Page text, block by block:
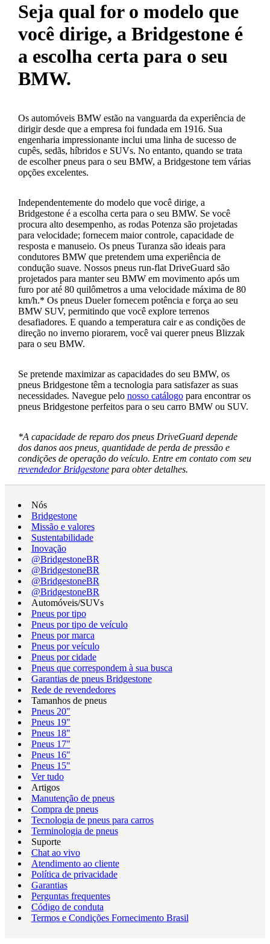
Seja qual for o modelo que
você dirige, a Bridgestone é
a escolha certa para o seu
BMW.
Os automóveis BMW estão na vanguarda da experiência de
dirigir desde que a empresa foi fundada em 1916. Sua
engenharia impressionante inclui uma linha de sucesso de
cupês, sedãs, híbridos e SUVs. No entanto, quando se trata
de escolher pneus para o seu BMW, a Bridgestone tem várias
opções excelentes.
Independentemente do modelo que você dirige, a
Bridgestone é a escolha certa para o seu BMW. Se você
procura alto desempenho, as rodas Potenza são projetadas
para velocidade; fornecem maior controle, capacidade de
resposta e manuseio. Os pneus Turanza são ideais para
condutores BMW que pretendem uma experiência de
condução suave. Nossos pneus run-flat DriveGuard são
projetados para manter seu BMW em movimento após um
furo por até 80 quilômetros a uma velocidade máxima de 80
km/h.* Os pneus Dueler fornecem potência e força ao seu
BMW SUV, permitindo que você explore terrenos
desafiadores. E quando a temperatura cair e as condições de
direção no inverno piorarem, você vai querer pneus Blizzak
para o seu BMW.
Se pretende maximizar as capacidades do seu BMW, os
pneus Bridgestone têm a tecnologia para satisfazer as suas
necessidades. Navegue pelo nosso catálogopara encontrar os
pneus Bridgestone perfeitos para o seu carro BMW ou SUV.
*A capacidade de reparo dos pneus DriveGuard depende
dos danos aos pneus, quantidade de perda de pressão e
condições de operação do veículo. Entre em contato com seu
revendedor Bridgestonepara obter detalhes.
Nós
Bridgestone
Missão e valores
Sustentabilidade
Inovação
@BridgestoneBR
@BridgestoneBR
@BridgestoneBR
@BridgestoneBR
Automóveis/SUVs
Pneus por tipo
Pneus por tipo de veículo
Pneus por marca
Pneus por veículo
Pneus por cidade
Pneus que correspondem à sua busca
Garantias de pneus Bridgestone
Rede de revendedores
Tamanhos de pneus
Pneus 20"
Pneus 19"
Pneus 18"
Pneus 17"
Pneus 16"
Pneus 15"
Ver tudo
Artigos
Manutenção de pneus
Compra de pneus
Tecnologia de pneus para carros
Terminologia de pneus
Suporte
Chat ao vivo
Atendimento ao cliente
Política de privacidade
Garantias
Perguntas frequentes
Código de conduta
Termos e Condições Fornecimento Brasil